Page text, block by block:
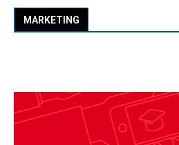
MARKETING